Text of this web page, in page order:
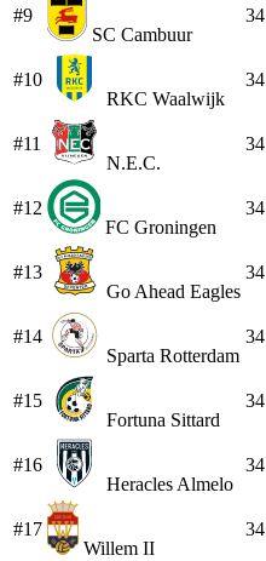
#9
SC Cambuur
34
#10
RKC Waalwijk
34
#11
N.E.C.
34
#12
FC Groningen
34
#13
Go Ahead Eagles
34
#14
Sparta Rotterdam
34
#15
Fortuna Sittard
34
#16
Heracles Almelo
34
#17
Willem II
34